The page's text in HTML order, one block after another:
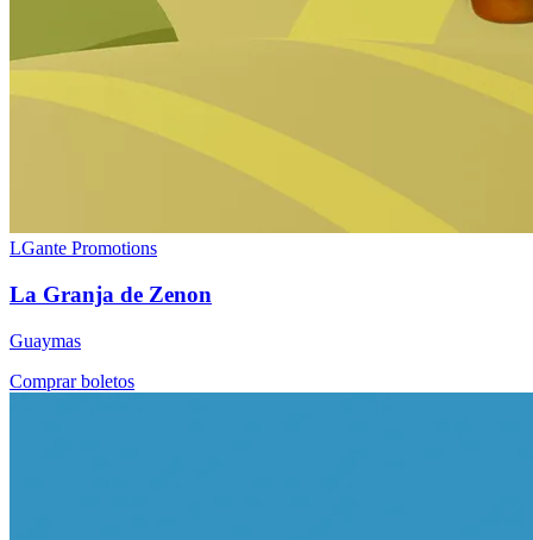
LGante Promotions
La Granja de Zenon
Guaymas
Comprar boletos